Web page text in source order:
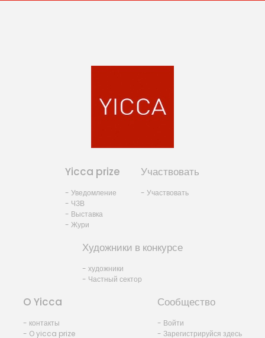
Yicca prize
- Уведомление
- ЧЗВ
- Выставка
- Жури
Участвовать
- Участвовать
Художники в конкурсе
- художники
- Частный сектор
O Yicca
- контакты
- O yicca prize
Сообщество
- Войти
- Зарегистрируйся здесь